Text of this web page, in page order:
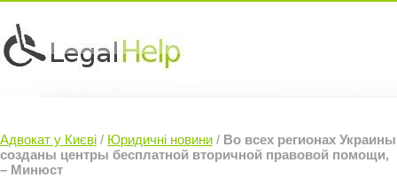
Судовий Адвокат »
Контакти »
Адвокат у Києві / Юридичні новини / Во всех регионах Украины
созданы центры бесплатной вторичной правовой помощи,
– Минюст